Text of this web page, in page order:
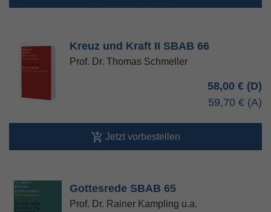
Kreuz und Kraft II SBAB 66
Prof. Dr. Thomas Schmeller
58,00 €
59,70 €
Jetzt vorbestellen
Gottesrede SBAB 65
Prof. Dr. Rainer Kampling u.a.